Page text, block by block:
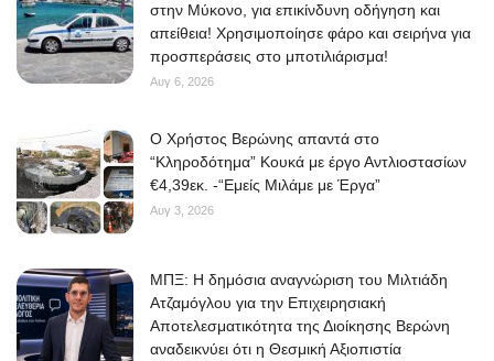
στην Μύκονο, για επικίνδυνη οδήγηση και
απείθεια! Χρησιμοποίησε φάρο και σειρήνα για
προσπεράσεις στο μποτιλιάρισμα!
Αυγ 6, 2026
O Χρήστος Βερώνης απαντά στο
“Κληροδότημα” Κουκά με έργο Αντλιοστασίων
€4,39εκ. -“Εμείς Μιλάμε με Έργα”
Αυγ 3, 2026
ΜΠΞ: Η δημόσια αναγνώριση του Μιλτιάδη
Ατζαμόγλου για την Επιχειρησιακή
Αποτελεσματικότητα της Διοίκησης Βερώνη
αναδεικνύει ότι η Θεσμική Αξιοπιστία